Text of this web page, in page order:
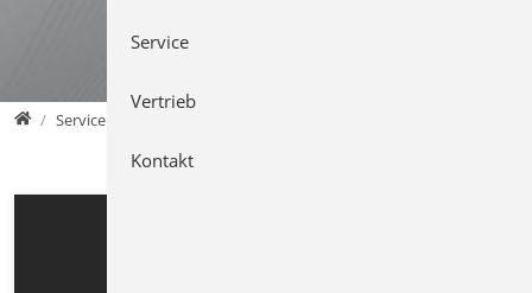
mb AEC Software GmbH
Service
Service
Vertrieb
Kontakt